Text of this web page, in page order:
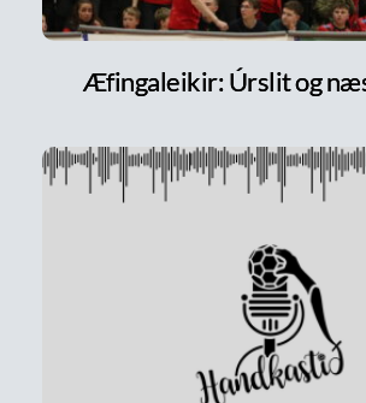
Æfingaleikir: Úrslit og